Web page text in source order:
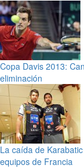
Copa Davis 2013:
eliminación
La caída de
equipos de Francia